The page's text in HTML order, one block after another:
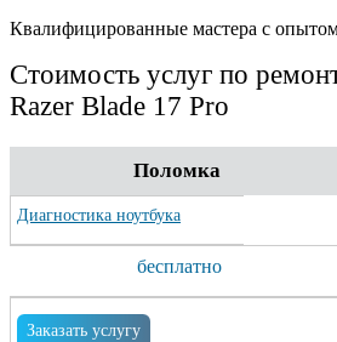
Квалифицированные мастера с
Стоимость услуг по
Razer Blade 17 Pro
Поломка
Диагностика ноутбука
бесплатно
Заказать услугу